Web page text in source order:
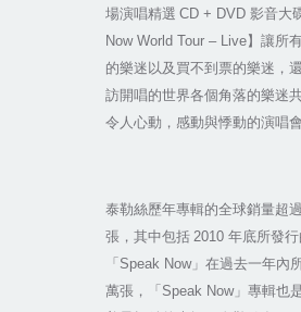
場演唱精選 CD + DVD 影音大
Now World Tour – Live】讓所
的樂迷以及買不到票的樂迷，
訪開唱的世界各個角落的樂迷
令人心動，感動與悸動的演唱
泰勒絲歷年專輯的全球銷量超過
張，其中包括 2010 年底所發
「 Speak Now」在過去一年內
萬張，「 Speak Now」專輯也